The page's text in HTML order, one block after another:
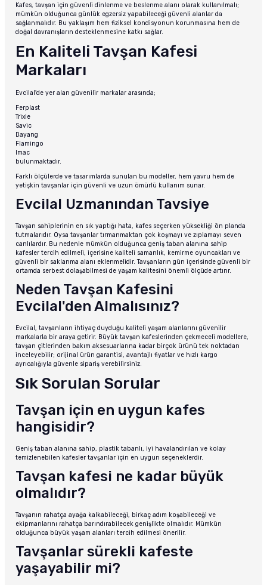
Kafes, tavşan için güvenli dinlenme ve beslenme alanı olarak kullanılmalı;
mümkün olduğunca günlük egzersiz yapabileceği güvenli alanlar da
sağlanmalıdır. Bu yaklaşım hem fiziksel kondisyonun korunmasına hem de
doğal davranışların desteklenmesine katkı sağlar.
En Kaliteli Tavşan Kafesi
Markaları
Evcilal'de yer alan güvenilir markalar arasında;
Ferplast
Trixie
Savic
Dayang
Flamingo
Imac
bulunmaktadır.
Farklı ölçülerde ve tasarımlarda sunulan bu modeller, hem yavru hem de
yetişkin tavşanlar için güvenli ve uzun ömürlü kullanım sunar.
Evcilal Uzmanından Tavsiye
Tavşan sahiplerinin en sık yaptığı hata, kafes seçerken yüksekliği ön planda
tutmalarıdır. Oysa tavşanlar tırmanmaktan çok koşmayı ve zıplamayı seven
canlılardır. Bu nedenle mümkün olduğunca geniş taban alanına sahip
kafesler tercih edilmeli, içerisine kaliteli samanlık, kemirme oyuncakları ve
güvenli bir saklanma alanı eklenmelidir. Tavşanların gün içerisinde güvenli bir
ortamda serbest dolaşabilmesi de yaşam kalitesini önemli ölçüde artırır.
Neden Tavşan Kafesini
Evcilal'den Almalısınız?
Evcilal, tavşanların ihtiyaç duyduğu kaliteli yaşam alanlarını güvenilir
markalarla bir araya getirir. Büyük tavşan kafeslerinden çekmeceli modellere,
tavşan çitlerinden bakım aksesuarlarına kadar birçok ürünü tek noktadan
inceleyebilir; orijinal ürün garantisi, avantajlı fiyatlar ve hızlı kargo
ayrıcalığıyla güvenle sipariş verebilirsiniz.
Sık Sorulan Sorular
Tavşan için en uygun kafes
hangisidir?
Geniş taban alanına sahip, plastik tabanlı, iyi havalandırılan ve kolay
temizlenebilen kafesler tavşanlar için en uygun seçeneklerdir.
Tavşan kafesi ne kadar büyük
olmalıdır?
Tavşanın rahatça ayağa kalkabileceği, birkaç adım koşabileceği ve
ekipmanlarını rahatça barındırabilecek genişlikte olmalıdır. Mümkün
olduğunca büyük yaşam alanları tercih edilmesi önerilir.
Tavşanlar sürekli kafeste
yaşayabilir mi?